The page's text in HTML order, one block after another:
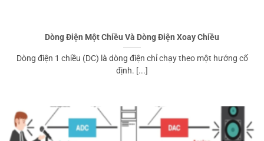
Dòng Điện Một Chiều Và Dòng Điện Xoay Chiều
Dòng điện 1 chiều (DC) là dòng điện chỉ chạy theo một hướng cố
định. [...]